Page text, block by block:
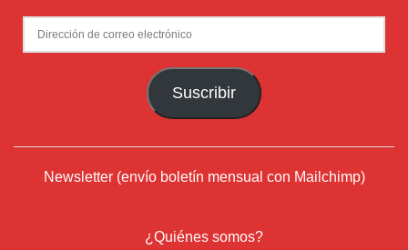
Dirección
de
Suscribir
Newsletter (envío boletín mensual con Mailchimp)
¿Quiénes somos?